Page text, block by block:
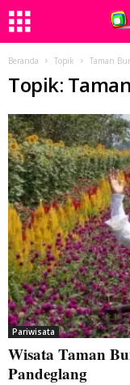
Beranda Topik Taman
Topik:
Pariwisata
Wisata Taman
Pandeglang